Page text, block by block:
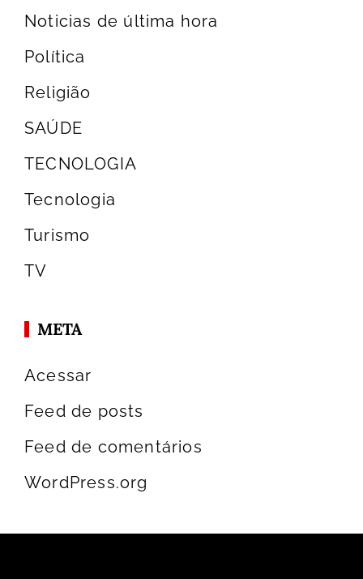
Noticias de última hora
Política
Religião
SAÚDE
TECNOLOGIA
Tecnologia
Turismo
TV
META
Acessar
Feed de posts
Feed de comentários
WordPress.org